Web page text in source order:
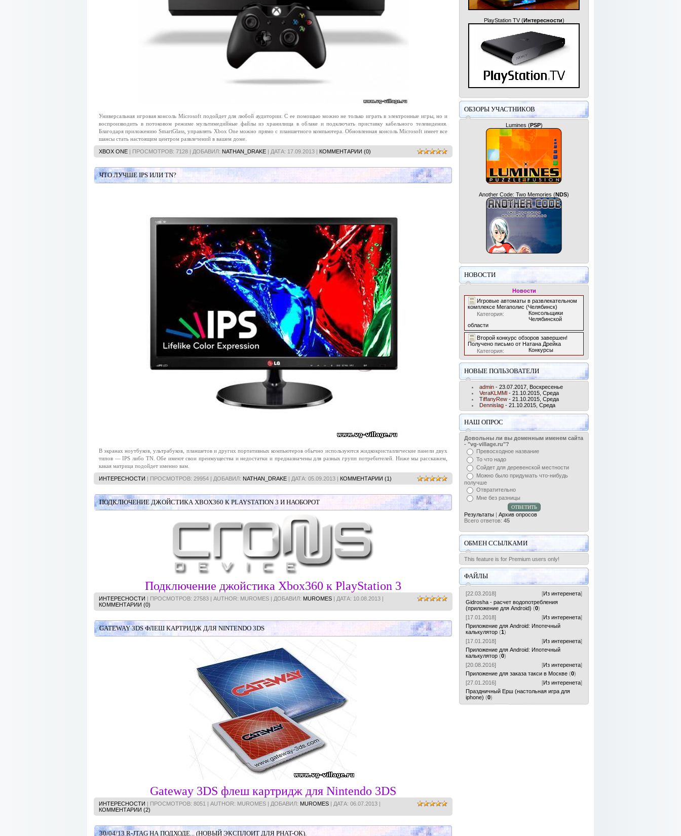
Универсальная игровая консоль Microsoft подойдет для любой аудитории. С ее помощью можно не только играть в электронные игры, но и
воспроизводить в потоковом режиме мультимедийные файлы из хранилища в облаке и подключать приставку кабельного телевидения.
Благодаря приложению SmartGlass, управлять Xbox One можно прямо с планшетного компьютера. Обновленная консоль Microsoft имеет все
шансы стать настоящим центром развлечений в вашем доме.
XBOX ONE | ПРОСМОТРОВ: 7128 | ДОБАВИЛ: NATHAN_DRAKE | ДАТА: 17.09.2013 | КОММЕНТАРИИ (0)
ЧТО ЛУЧШЕ IPS ИЛИ TN?
В экранах ноутбуков, ультрабуков, планшетов и других портативных компьютеров обычно используются жидкокристаллические панели двух
типов — IPS либо TN. Обе имеют свои преимущества и недостатки и предназначены для разных групп потребителей. Ниже мы расскажем,
какая матрица подойдет именно вам.
ИНТЕРЕСНОСТИ | ПРОСМОТРОВ: 29954 | ДОБАВИЛ: NATHAN_DRAKE | ДАТА: 05.09.2013 | КОММЕНТАРИИ (1)
ПОДКЛЮЧЕНИЕ ДЖОЙСТИКА XBOX360 К PLAYSTATION 3 И НАОБОРОТ
Подключение джойстика Xbox360 к PlayStation 3
ИНТЕРЕСНОСТИ | ПРОСМОТРОВ: 27583 | AUTHOR: MUROMES | ДОБАВИЛ: MUROMES | ДАТА: 10.08.2013 |
КОММЕНТАРИИ (0)
GATEWAY 3DS ФЛЕШ КАРТРИДЖ ДЛЯ NINTENDO 3DS
Gateway 3DS флеш картридж для Nintendo 3DS
ИНТЕРЕСНОСТИ | ПРОСМОТРОВ: 8051 | AUTHOR: MUROMES | ДОБАВИЛ: MUROMES | ДАТА: 06.07.2013 |
КОММЕНТАРИИ (2)
30/04/13 R-JTAG НА ПОДХОДЕ... (НОВЫЙ ЭКСПЛОИТ ДЛЯ PHAT-ОК).
PlayStation TV(Интересности)
ОБЗОРЫ УЧАСТНИКОВ
Lumines (PSP)
Another Code: Two Memories (NDS)
НОВОСТИ
Новости
Игровые автоматы в развлекательном
комплексе Мегаполис (Челябинск)
Категория:
Консольщики
Челябинской
области
Второй конкурс обзоров завершен!
Получено письмо от Натана Дрейка
Категория:
Конкурсы
НОВЫЕ ПОЛЬЗОВАТЕЛИ
admin - 23.07.2017, Воскресенье
VeraKLMMl - 21.10.2015, Среда
TiffanyRew - 21.10.2015, Среда
Dennislag - 21.10.2015, Среда
НАШ ОПРОС
Довольны ли вы доменным именем сайта
- "vg-village.ru"?
Превосходное название
То что надо
Сойдет для деревенской местности
Можно было придумать что-нибудь
получше
Отвратительно
Мне без разницы
Результаты | Архив опросов
Всего ответов: 45
ОБМЕН ССЫЛКАМИ
This feature is for Premium users only!
ФАЙЛЫ
[22.03.2018] [Из интеренета]
Gidrosha - расчет водопотребления
(приложение для Android) (0)
[17.01.2018]
[Из интеренета]
Приложение для Android: Ипотечный
калькулятор (1)
[17.01.2018]
[Из интеренета]
Приложение для Android: Ипотечный
калькулятор (0)
[20.08.2016]
[Из интеренета]
Приложение для заказа такси в Москве (0)
[27.01.2016]
[Из интеренета]
Праздничный Ерш (настольная игра для
iphone) (0)